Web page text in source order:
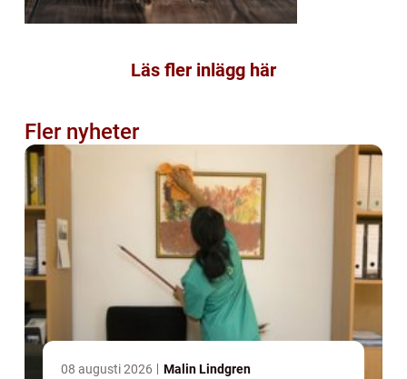
Läs fler inlägg här
Fler nyheter
08 augusti 2026 Malin Lindgren